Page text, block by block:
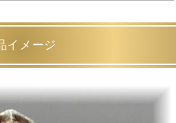
イメージ